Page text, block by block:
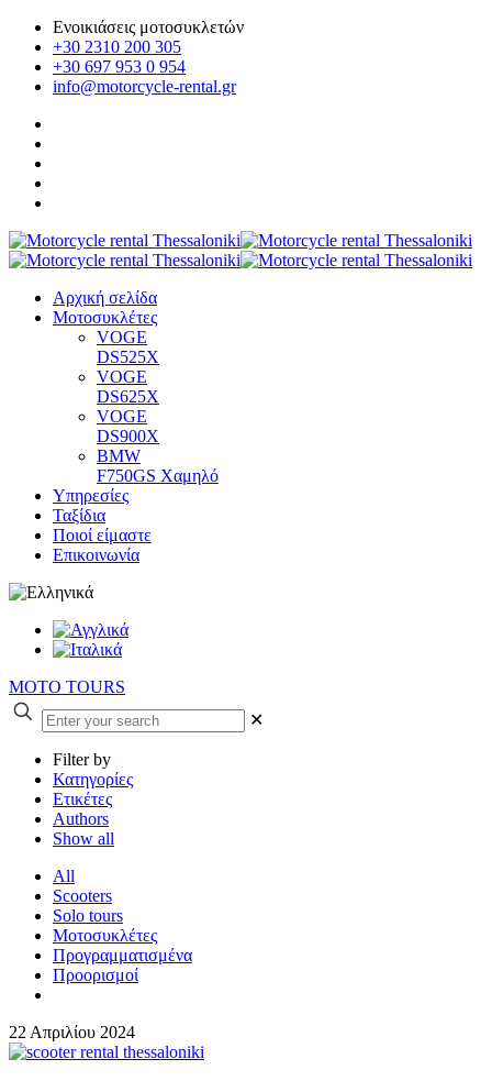
Ενοικιάσεις μοτοσυκλετών
+30 2310 200 305
+30 697 953 0 954
info@motorcycle-rental.gr
Αρχική σελίδα
Μοτοσυκλέτες
VOGE
DS525X
VOGE
DS625X
VOGE
DS900X
BMW
F750GS Χαμηλό
Υπηρεσίες
Ταξίδια
Ποιοί είμαστε
Επικοινωνία
MOTO TOURS
✕
Filter by
Κατηγορίες
Ετικέτες
Authors
Show all
All
Scooters
Solo tours
Μοτοσυκλέτες
Προγραμματισμένα
Προορισμοί
22 Απριλίου 2024